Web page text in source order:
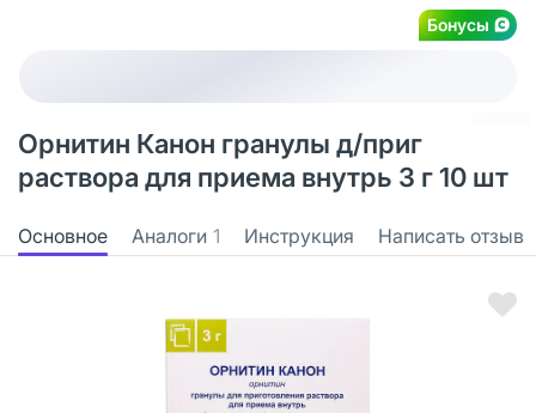
Бонусы
Орнитин Канон гранулы д/приг
раствора для приема внутрь 3 г 10 шт
Основное Аналоги 1 Инструкция Написать отзыв